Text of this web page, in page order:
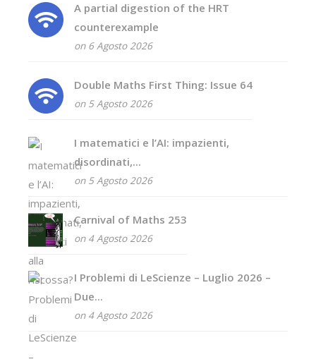
A partial digestion of the HRT
counterexample
on 6 Agosto 2026
Double Maths First Thing: Issue 64
on 5 Agosto 2026
I matematici e l’AI: impazienti,
disordinati,...
on 5 Agosto 2026
Carnival of Maths 253
on 4 Agosto 2026
I Problemi di LeScienze – Luglio 2026 –
Due...
on 4 Agosto 2026